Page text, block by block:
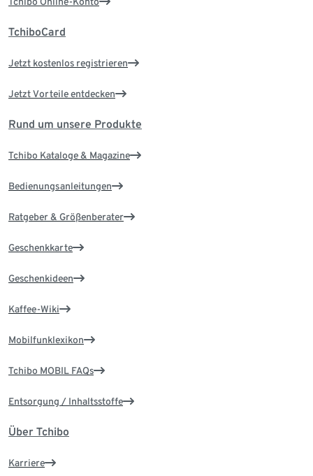
TchiboCard
Jetzt kostenlos registrieren
Jetzt Vorteile entdecken
Rund um unsere Produkte
Tchibo Kataloge & Magazine
Bedienungsanleitungen
Ratgeber & Größenberater
Geschenkkarte
Geschenkideen
Kaffee-Wiki
Mobilfunklexikon
Tchibo MOBIL FAQs
Entsorgung / Inhaltsstoffe
Über Tchibo
Karriere